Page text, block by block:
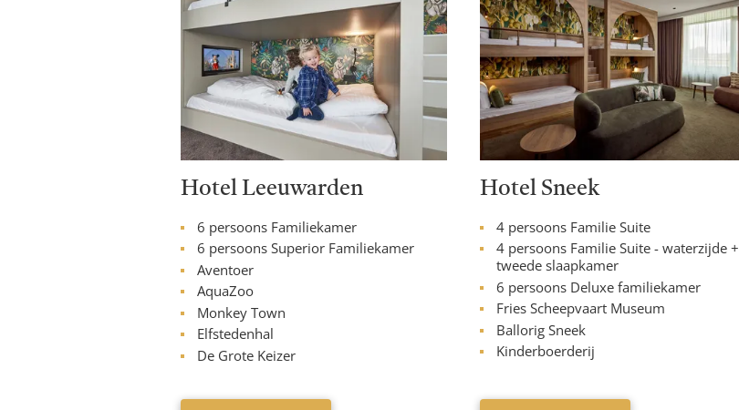
Hotel Leeuwarden
6 persoons Familiekamer
6 persoons Superior Familiekamer
Aventoer
AquaZoo
Monkey Town
Elfstedenhal
De Grote Keizer
Hotel Sneek
4 persoons Familie Suite
4 persoons Familie Suite - waterzijde +
tweede slaapkamer
6 persoons Deluxe familiekamer
Fries Scheepvaart Museum
Ballorig Sneek
Kinderboerderij